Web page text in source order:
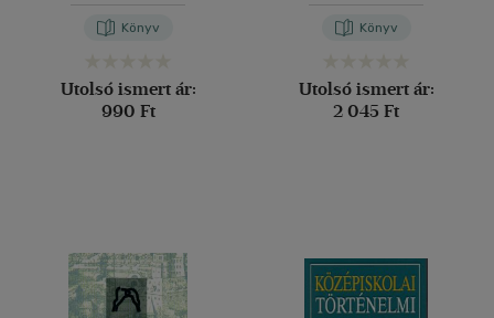
Könyv
Utolsó ismert ár:
990 Ft
Könyv
Utolsó ismert ár:
2 045 Ft